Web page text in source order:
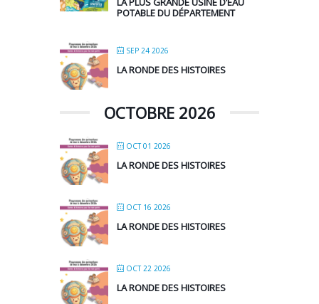
POTABLE DU DÉPARTEMENT
SEP 24 2026
LA RONDE DES HISTOIRES
OCTOBRE 2026
OCT 01 2026
LA RONDE DES HISTOIRES
OCT 16 2026
LA RONDE DES HISTOIRES
OCT 22 2026
LA RONDE DES HISTOIRES